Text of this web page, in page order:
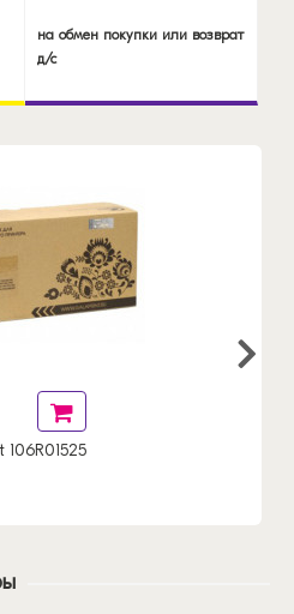
на обмен покупки или возврат
д/с